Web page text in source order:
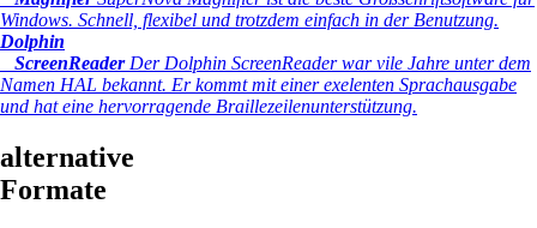
Windows. Schnell, flexibel und trotzdem einfach in der Benutzung.
Dolphin
ScreenReaderDer Dolphin ScreenReader war vile Jahre unter dem
Namen HAL bekannt. Er kommt mit einer exelenten Sprachausgabe
und hat eine hervorragende Braillezeilenunterstützung.
alternative
Formate